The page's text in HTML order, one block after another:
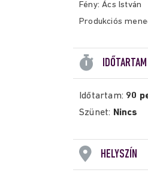
Fény: Ács István
Produkciós
IDŐTARTAM
Időtartam: 90
Szünet: Nincs
HELYSZÍN